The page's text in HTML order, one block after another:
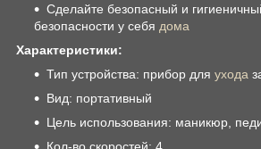
Сделайте безопасный и
безопасности у себя дома
Характеристики:
Тип устройства: прибор для ухода
Вид: портативный
Цель использования: маникюр,
Кол-во скоростей: 4